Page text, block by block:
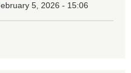
5, 2026 - 15:06